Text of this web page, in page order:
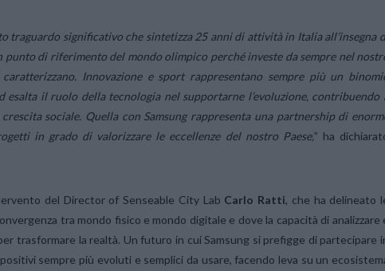
traguardo significativo che sintetizza 25 anni di attività in Italia all’insegna
punto di riferimento del mondo olimpico perché investe da sempre nel
Innovazione e sport rappresentano sempre più un
esalta il ruolo della tecnologia nel supportarne l’evoluzione, contribuendo
sociale. Quella con Samsung rappresenta una partnership di
in grado di valorizzare le eccellenze del nostro Paese,” ha
del Director of Senseable City Lab Carlo Ratti, che ha delineato
tra mondo fisico e mondo digitale e dove la capacità di analizzare
trasformare la realtà. Un futuro in cui Samsung si prefigge di partecipare
sempre più evoluti e semplici da usare, facendo leva su un